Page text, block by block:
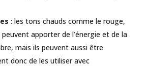
: les tons chauds comme le rouge,
apporter de l’énergie et de la
mais ils peuvent aussi être
donc de les utiliser avec